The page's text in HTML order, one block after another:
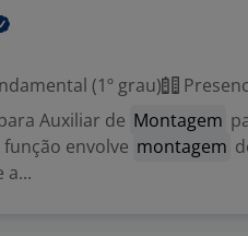
(1º grau)
Auxiliar de Montagem
envolve montagem
a...